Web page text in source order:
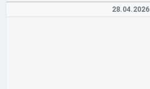
28.04.2026